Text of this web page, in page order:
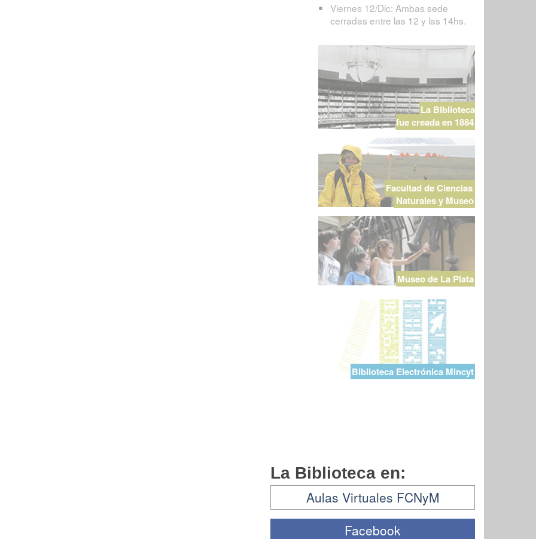
Viernes 12/Dic: Ambas sede
cerradas entre las 12 y las 14hs.
La Biblioteca
fue creada en 1884
Facultad de Ciencias
Naturales y Museo
Museo de La Plata
Biblioteca Electrónica Mincyt
La Biblioteca en:
Aulas Virtuales FCNyM
Facebook